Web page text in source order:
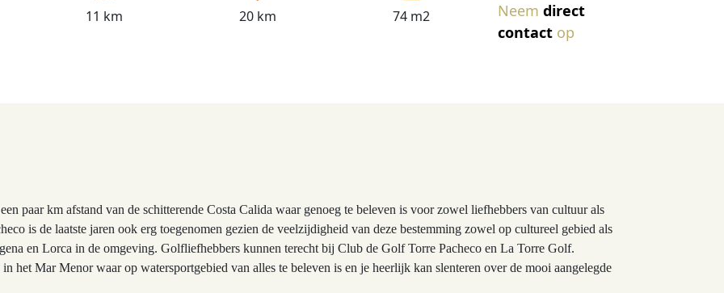
11 km 20 km 74 m2
Neem direct
contact op
paar km afstand van de schitterende Costa Calida waar genoeg te beleven is voor zowel liefhebbers van cultuur als
is de laatste jaren ook erg toegenomen gezien de veelzijdigheid van deze bestemming zowel op cultureel gebied als
en Lorca in de omgeving. Golfliefhebbers kunnen terecht bij Club de Golf Torre Pacheco en La Torre Golf.
het Mar Menor waar op watersportgebied van alles te beleven is en je heerlijk kan slenteren over de mooi aangelegde